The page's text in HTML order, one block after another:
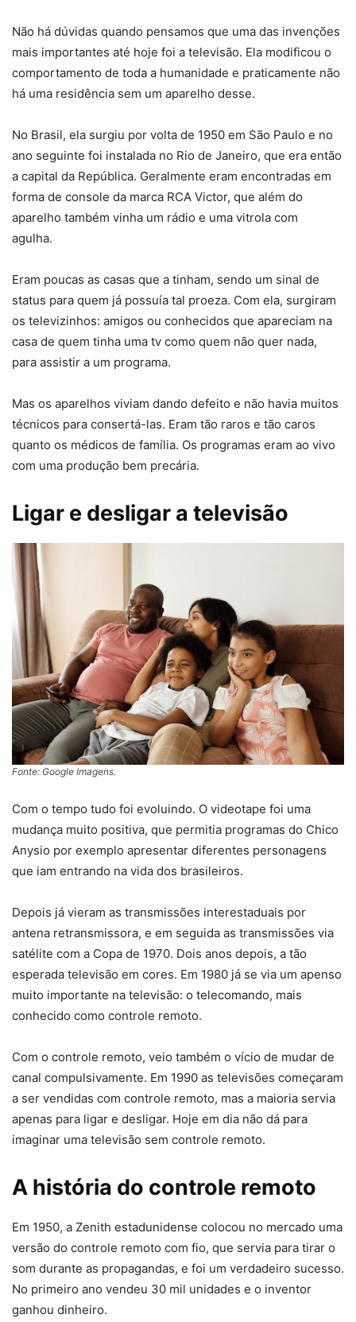
Não há dúvidas quando pensamos que uma das invenções
mais importantes até hoje foi a televisão. Ela modificou o
comportamento de toda a humanidade e praticamente não
há uma residência sem um aparelho desse.
No Brasil, ela surgiu por volta de 1950 em São Paulo e no
ano seguinte foi instalada no Rio de Janeiro, que era então
a capital da República. Geralmente eram encontradas em
forma de console da marca RCA Victor, que além do
aparelho também vinha um rádio e uma vitrola com
agulha.
Eram poucas as casas que a tinham, sendo um sinal de
status para quem já possuía tal proeza. Com ela, surgiram
os televizinhos: amigos ou conhecidos que apareciam na
casa de quem tinha uma tv como quem não quer nada,
para assistir a um programa.
Mas os aparelhos viviam dando defeito e não havia muitos
técnicos para consertá-las. Eram tão raros e tão caros
quanto os médicos de família. Os programas eram ao vivo
com uma produção bem precária.
Ligar e desligar a televisão
Fonte: Google Imagens.
Com o tempo tudo foi evoluindo. O videotape foi uma
mudança muito positiva, que permitia programas do Chico
Anysio por exemplo apresentar diferentes personagens
que iam entrando na vida dos brasileiros.
Depois já vieram as transmissões interestaduais por
antena retransmissora, e em seguida as transmissões via
satélite com a Copa de 1970. Dois anos depois, a tão
esperada televisão em cores. Em 1980 já se via um apenso
muito importante na televisão: o telecomando, mais
conhecido como controle remoto.
Com o controle remoto, veio também o vício de mudar de
canal compulsivamente. Em 1990 as televisões começaram
a ser vendidas com controle remoto, mas a maioria servia
apenas para ligar e desligar. Hoje em dia não dá para
imaginar uma televisão sem controle remoto.
A história do controle remoto
Em 1950, a Zenith estadunidense colocou no mercado uma
versão do controle remoto com fio, que servia para tirar o
som durante as propagandas, e foi um verdadeiro sucesso.
No primeiro ano vendeu 30 mil unidades e o inventor
ganhou dinheiro.